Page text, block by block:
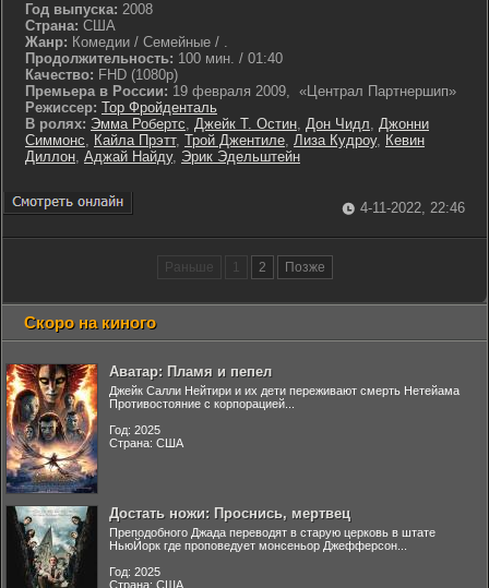
Год выпуска: 2008
Страна: США
Жанр: Комедии / Семейные / .
Продолжительность: 100 мин. / 01:40
Качество: FHD (1080p)
Премьера в России: 19 февраля 2009, «Централ Партнершип»
Режиссер: Тор Фройденталь
В ролях: Эмма Робертс, Джейк Т. Остин, Дон Чидл, Джонни
Симмонс, Кайла Прэтт, Трой Джентиле, Лиза Кудроу, Кевин
Диллон, Аджай Найду, Эрик Эдельштейн
4-11-2022, 22:46
Раньше 2 Позже
Скоро на киного
Аватар: Пламя и пепел
Джейк Салли Нейтири и их дети переживают смерть Нетейама
Противостояние с корпорацией...
Год: 2025
Страна: США
Достать ножи: Проснись, мертвец
Преподобного Джада переводят в старую церковь в штате
НьюЙорк где проповедует монсеньор Джефферсон...
Год: 2025
Страна: США